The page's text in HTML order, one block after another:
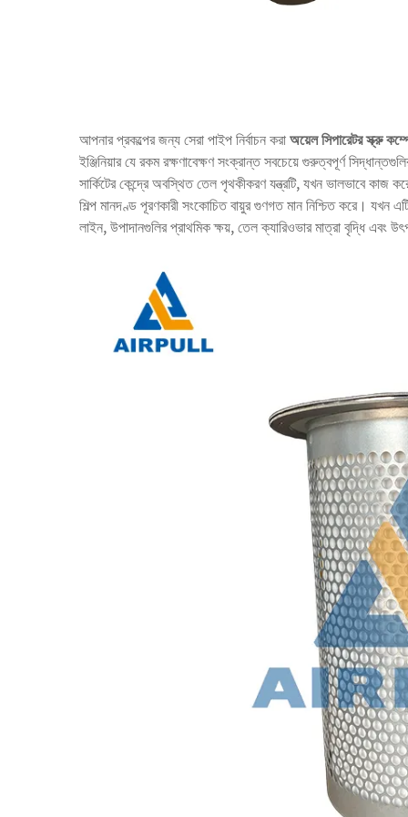
আপনার প্রকল্পের জন্য সেরা পাইপ নির্বাচন করাঅয়েল সিপারেটরস্ক্রু
ইঞ্জিনিয়ার যে রকম রক্ষণাবেক্ষণ সংক্রান্ত সবচেয়ে গুরুত্বপূর্ণ
সার্কিটের কেন্দ্রে অবস্থিত তেল পৃথকীকরণ যন্ত্রটি, যখন ভালভাবে কাজ
শিল্প মানদণ্ড পূরণকারী সংকোচিত বায়ুর গুণগত মান নিশ্চিত করে। যখন
লাইন, উপাদানগুলির প্রাথমিক ক্ষয়, তেল ক্যারিওভার মাত্রা বৃদ্ধি এবং